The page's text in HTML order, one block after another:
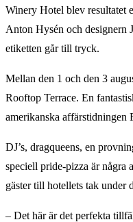
Winery Hotel blev resultatet
Anton Hysén och designern
etiketten går till tryck.
Mellan den 1 och den 3
Rooftop Terrace. En
amerikanska affärstidningen
DJ’s, dragqueens, en
speciell pride-pizza är några
gäster till hotellets tak under
– Det här är det perfekta